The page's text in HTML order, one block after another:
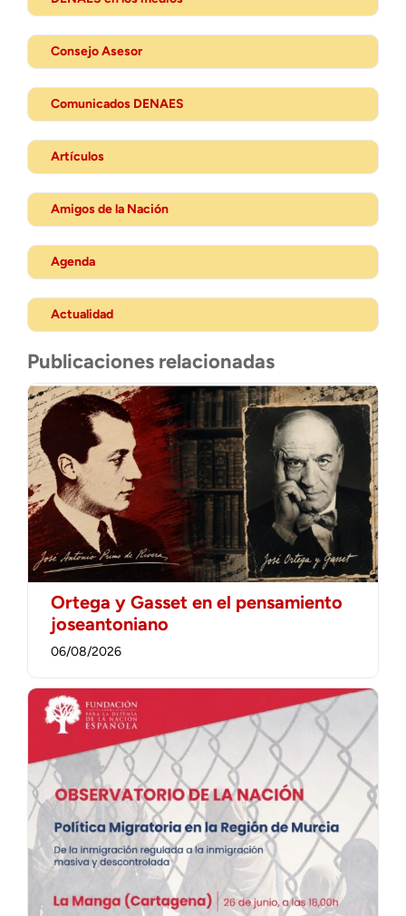
Consejo Asesor
Comunicados DENAES
Artículos
Amigos de la Nación
Agenda
Actualidad
Publicaciones relacionadas
Ortega y Gasset en el pensamiento
joseantoniano
06/08/2026